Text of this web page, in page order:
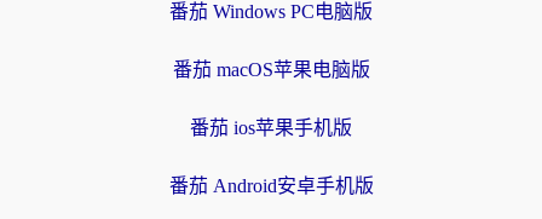
番茄 Windows PC电脑版
番茄 macOS苹果电脑版
番茄 ios苹果手机版
番茄 Android安卓手机版